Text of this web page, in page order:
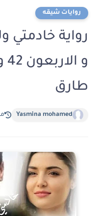
روايات شيقه
رواية خادمتي
طارق
Yasmina mohamed